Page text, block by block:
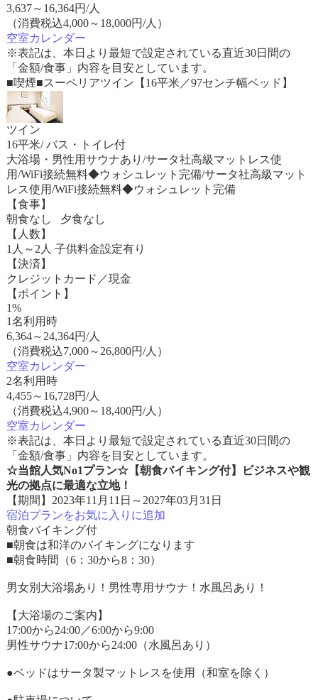
3,637～ 16,364円/人
（消費税込4,000～18,000円/人）
空室カレンダー
※表記は、本日より最短で設定されている直近30日間の
「金額/食事」内容を目安としています。
■喫煙■スーペリアツイン【16平米／97センチ幅ベッド】
ツイン
16平米/ バス・トイレ付
大浴場・男性用サウナあり/サータ社高級マットレス使
用/WiFi接続無料◆ウォシュレット完備/サータ社高級マット
レス使用/WiFi接続無料◆ウォシュレット完備
【食事】
朝食なし 夕食なし
【人数】
1人～2人 子供料金設定有り
【決済】
クレジットカード／現金
【ポイント】
1%
1名利用時
6,364～ 24,364円/人
（消費税込7,000～26,800円/人）
空室カレンダー
2名利用時
4,455～ 16,728円/人
（消費税込4,900～18,400円/人）
空室カレンダー
※表記は、本日より最短で設定されている直近30日間の
「金額/食事」内容を目安としています。
☆当館人気No1プラン☆【朝食バイキング付】ビジネスや観
光の拠点に最適な立地！
【期間】2023年11月11日～2027年03月31日
宿泊プランをお気に入りに追加
朝食バイキング付
■朝食は和洋のバイキングになります
■朝食時間（6：30から8：30）
男女別大浴場あり！男性専用サウナ！水風呂あり！
【大浴場のご案内】
17:00から24:00／6:00から9:00
男性サウナ17:00から24:00（水風呂あり）
●ベッドはサータ製マットレスを使用（和室を除く）